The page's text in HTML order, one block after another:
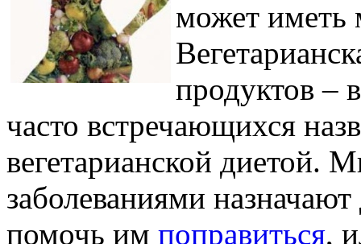
может иметь
продуктов –
часто встречающихся
вегетарианской диетой.
заболеваниями
помочь им поправиться,